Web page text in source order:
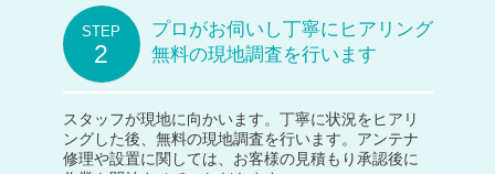
プロがお伺いし丁寧にヒアリング
無料の現地調査を行います
スタッフが現地に向かいます。丁寧に状況をヒアリ
ングした後、無料の現地調査を行います。アンテナ
修理や設置に関しては、お客様の見積もり承認後に